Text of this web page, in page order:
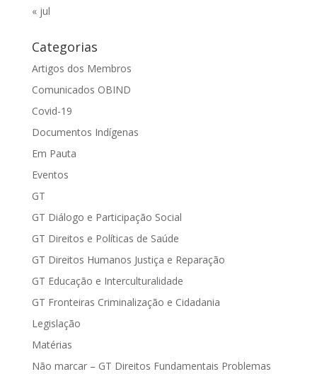
« jul
Categorias
Artigos dos Membros
Comunicados OBIND
Covid-19
Documentos Indígenas
Em Pauta
Eventos
GT
GT Diálogo e Participação Social
GT Direitos e Políticas de Saúde
GT Direitos Humanos Justiça e Reparação
GT Educação e Interculturalidade
GT Fronteiras Criminalização e Cidadania
Legislação
Matérias
Não marcar – GT Direitos Fundamentais Problemas